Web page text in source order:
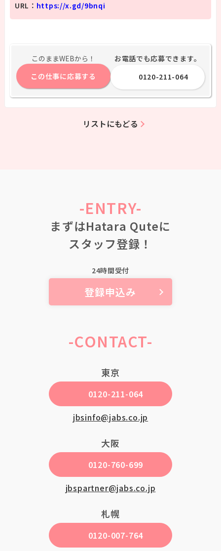
URL： https://x.gd/9bnqi
このままWEBから！
この仕事に応募する
お電話でも応募できます。
0120-211-064
リストにもどる
-ENTRY-
まずはHatara Quteに
スタッフ登録！
24時間受付
登録申込み
-CONTACT-
東京
0120-211-064
jbsinfo@jabs.co.jp
大阪
0120-760-699
jbspartner@jabs.co.jp
札幌
0120-007-764